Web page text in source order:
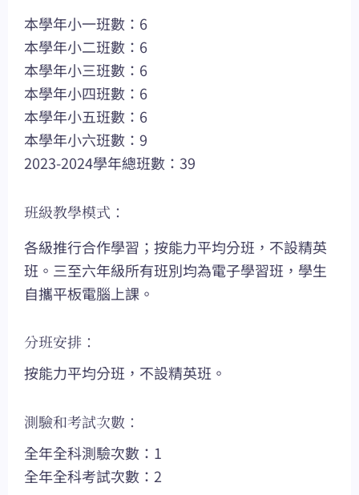
本學年小一班數：6
本學年小二班數：6
本學年小三班數：6
本學年小四班數：6
本學年小五班數：6
本學年小六班數：9
2023-2024學年總班數：39
班級教學模式：
各級推行合作學習；按能力平均分班，不設精英
班。三至六年級所有班別均為電子學習班，學生
自攜平板電腦上課。
分班安排：
按能力平均分班，不設精英班。
測驗和考試次數：
全年全科測驗次數：1
全年全科考試次數：2